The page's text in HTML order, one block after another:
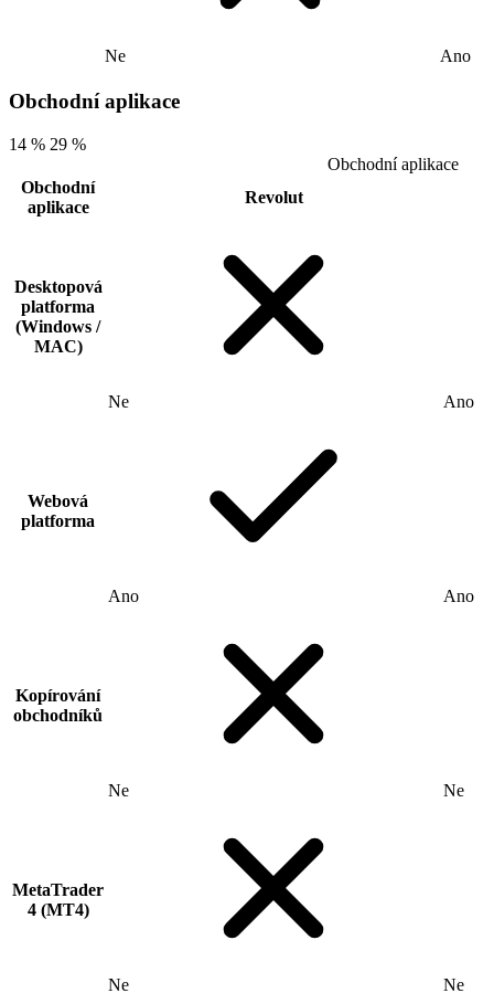
Ne Ano
Obchodní aplikace
14 % 29 %
Obchodní aplikace
Obchodní
aplikace
Revolut
Desktopová
platforma
(Windows /
MAC)
Ne Ano
Webová
platforma
Ano Ano
Kopírování
obchodníků
Ne Ne
MetaTrader
4 (MT4)
Ne Ne